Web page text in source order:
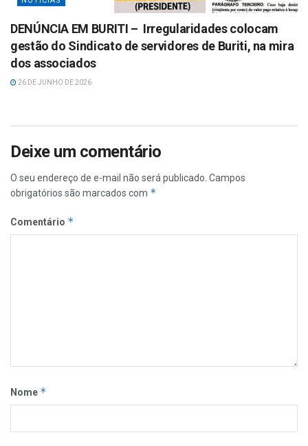
DENÚNCIA EM BURITI – Irregularidades colocam
gestão do Sindicato de servidores de Buriti, na mira
dos associados
26 DE JUNHO DE 2026
Deixe um comentário
O seu endereço de e-mail não será publicado. Campos
obrigatórios são marcados com *
Comentário *
Nome *